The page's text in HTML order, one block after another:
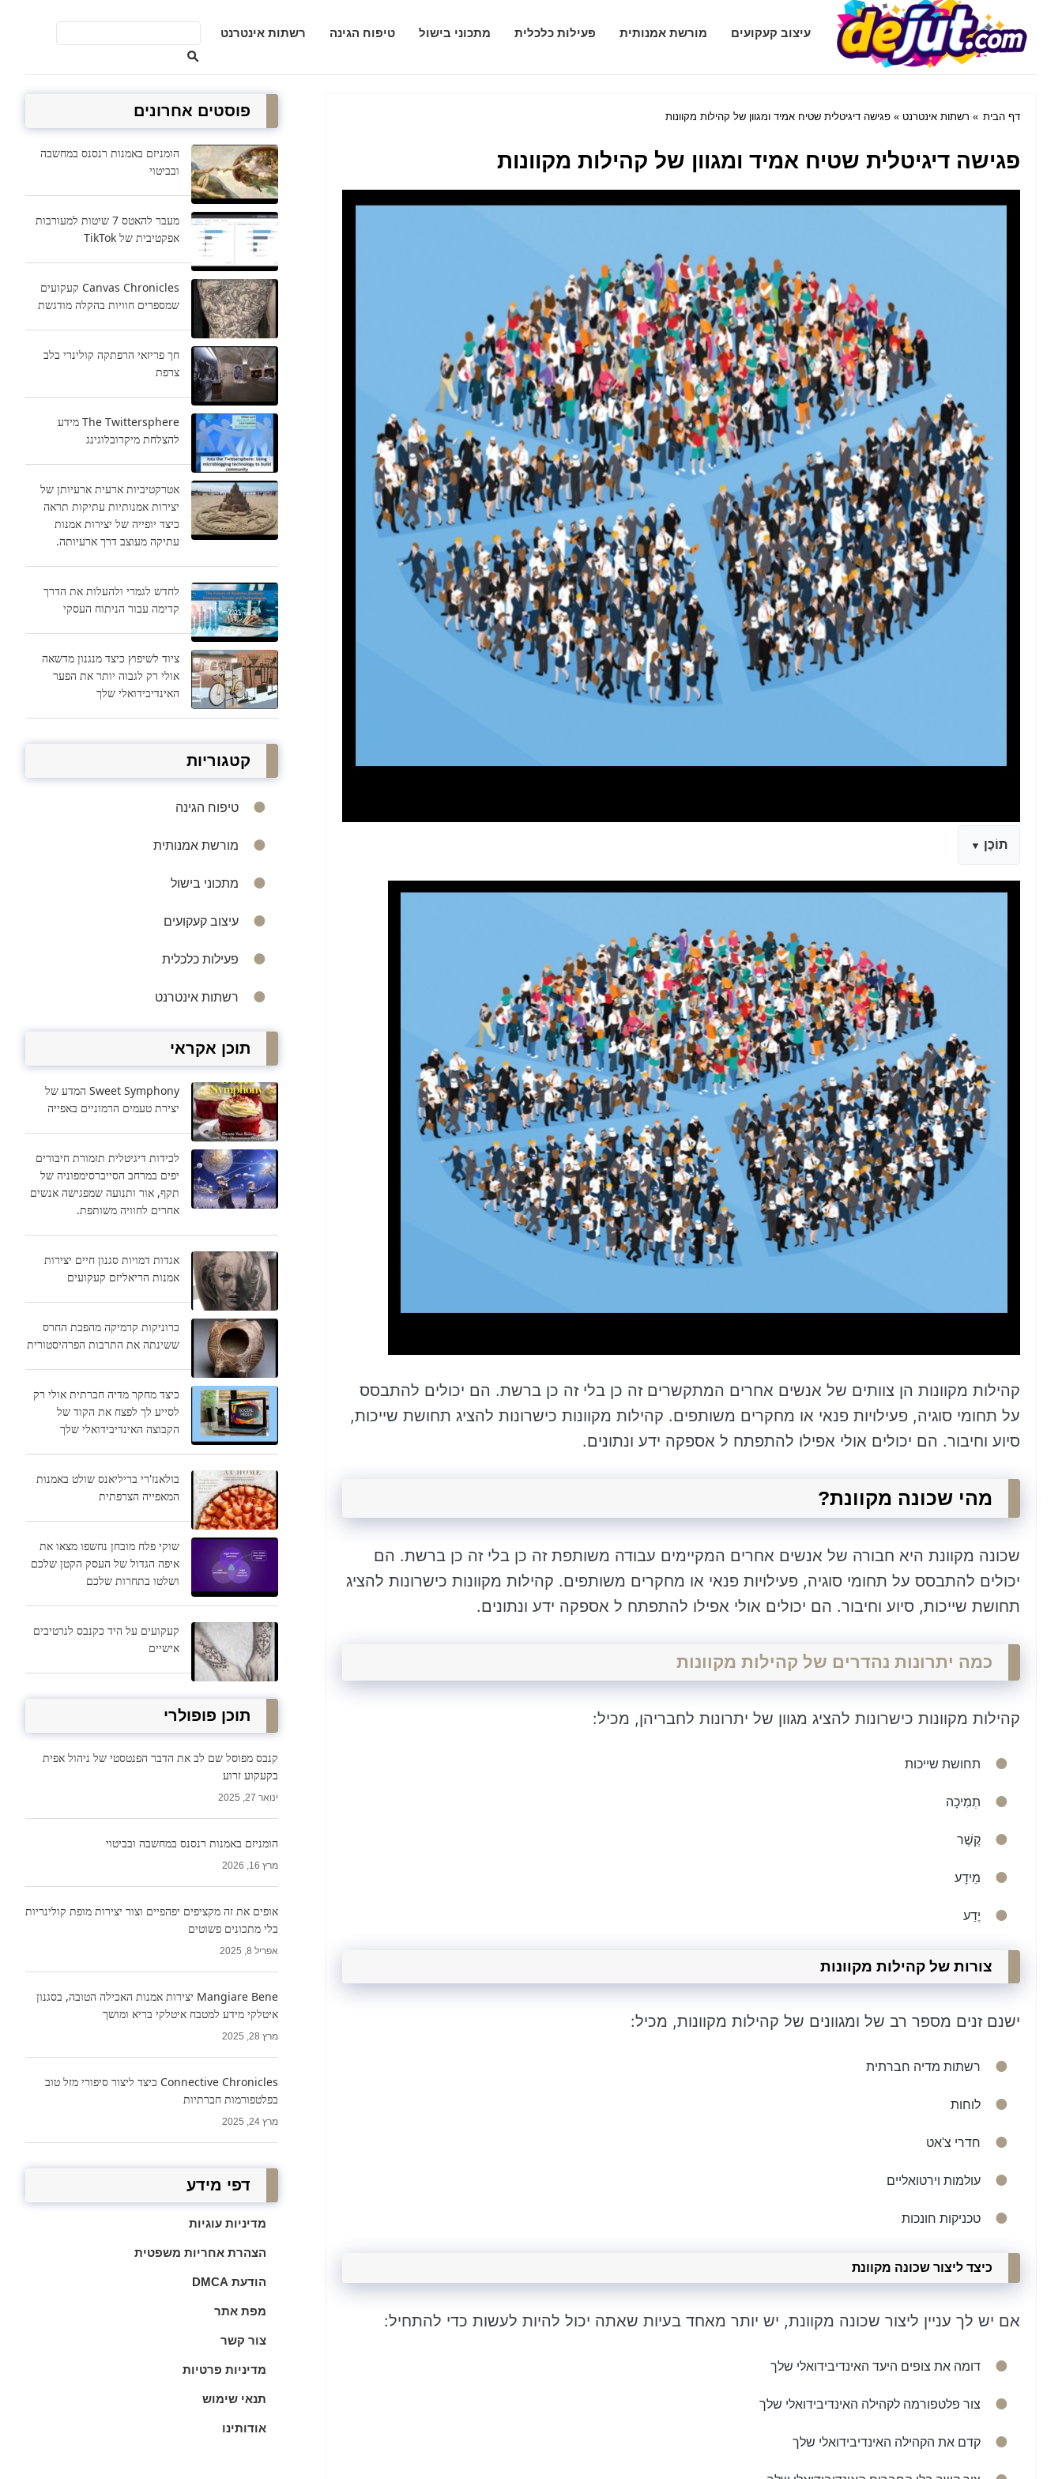
Dejut.com עיצוב קעקועים מורשת אמנותית פעילות כלכלית מתכוני בישול טיפוח הגינה רשתות אינטרנט
דף הבית » רשתות אינטרנט » פגישה דיגיטלית שטיח אמיד ומגוון של קהילות מקוונות
פגישה דיגיטלית שטיח אמיד ומגוון של קהילות מקוונות
תוֹכֶן
קהילות מקוונות הן צוותים של אנשים אחרים המתקשרים זה כן בלי זה כן ברשת. הם יכולים להתבסס
על תחומי סוגיה, פעילויות פנאי או מחקרים משותפים. קהילות מקוונות כישרונות להציג תחושת שייכות,
סיוע וחיבור. הם יכולים אולי אפילו להתפתח ל אספקה ידע ונתונים.
מהי שכונה מקוונת?
שכונה מקוונת היא חבורה של אנשים אחרים המקיימים עבודה משותפת זה כן בלי זה כן ברשת. הם
יכולים להתבסס על תחומי סוגיה, פעילויות פנאי או מחקרים משותפים. קהילות מקוונות כישרונות להציג
תחושת שייכות, סיוע וחיבור. הם יכולים אולי אפילו להתפתח ל אספקה ידע ונתונים.
כמה יתרונות נהדרים של קהילות מקוונות
קהילות מקוונות כישרונות להציג מגוון של יתרונות לחבריהן, מכיל:
תחושת שייכות
תְמִיכָה
קֶשֶׁר
מֵידָע
יֶדַע
צורות של קהילות מקוונות
ישנם זנים מספר רב של ומגוונים של קהילות מקוונות, מכיל:
רשתות מדיה חברתית
לוחות
חדרי צ'אט
עולמות וירטואליים
טכניקות חונכות
כיצד ליצור שכונה מקוונת
אם יש לך עניין ליצור שכונה מקוונת, יש יותר מאחד בעיות שאתה יכול להיות לעשות כדי להתחיל:
דומה את צופים היעד האינדיבידואלי שלך
צור פלטפורמה לקהילה האינדיבידואלי שלך
קדם את הקהילה האינדיבידואלי שלך
פוסטים אחרונים
הומניזם באמנות רנסנס במחשבה
ובביטוי
מעבר להאטס 7 שיטות למעורבות
אפקטיבית של TikTok
Canvas Chronicles קעקועים
שמספרים חוויות בהקלה מודגשת
חך פריזאי הרפתקה קולינרי בלב
צרפת
The Twittersphere מידע
להצלחת מיקרובלוגינג
אטרקטיביות ארעית ארעיותן של
יצירות אמנותיות עתיקות תראה
כיצד יופייה של יצירות אמנות
עתיקה מעוצב דרך ארעיותה.
לחדש לגמרי ולהעלות את הדרך
קדימה עבור הניתוח העסקי
ציוד לשיפוץ כיצד מנגנון מדשאה
אולי רק לגבוה יותר את הפער
האינדיבידואלי שלך
קטגוריות
טיפוח הגינה
מורשת אמנותית
מתכוני בישול
עיצוב קעקועים
פעילות כלכלית
רשתות אינטרנט
תוכן אקראי
Sweet Symphony המדע של
יצירת טעמים הרמוניים באפייה
לכידות דיגיטלית תזמורת חיבורים
יפים במרחב הסייברסימפוניה של
תקף, אור ותנועה שמפגישה אנשים
אחרים לחוויה משותפת.
אגדות דמויות סגנון חיים יצירות
אמנות הריאליזם קעקועים
כרוניקות קרמיקה מהפכת החרס
ששינתה את התרבות הפרהיסטורית
כיצד מחקר מדיה חברתית אולי רק
לסייע לך לפצח את הקוד של
הקבוצה האינדיבידואלי שלך
בולאנז'רי בריליאנס שולט באמנות
המאפייה הצרפתית
שוקי פלח מובחן נחשפו מצאו את
איפה הגדול של העסק הקטן שלכם
ושלטו בתחרות שלכם
קעקועים על היד כקנבס לנרטיבים
אישיים
תוכן פופולרי
קנבס מפוסל שם לב את הדבר הפנטסטי של ניהול אפית
בקעקוע זרוע
ינואר 27, 2025
הומניזם באמנות רנסנס במחשבה ובביטוי
מרץ 16, 2026
אופים את זה מקציפים יפהפיים וצור יצירות מופת קולינריות
בלי מתכונים פשוטים
אפריל 8, 2025
Mangiare Bene יצירות אמנות האכילה הטובה, בסגנון
איטלקי מידע למטבח איטלקי בריא ומושך
מרץ 28, 2025
Connective Chronicles כיצד ליצור סיפורי מזל טוב
בפלטפורמות חברתיות
מרץ 24, 2025
דפי מידע
מדיניות עוגיות
הצהרת אחריות משפטית
הודעת DMCA
מפת אתר
צור קשר
מדיניות פרטיות
תנאי שימוש
אודותינו